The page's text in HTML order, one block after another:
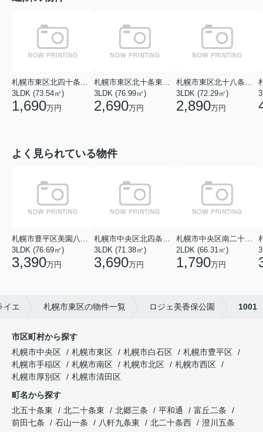
3LDK (73.54㎡)
1,690万円
3LDK (76.99㎡)
2,690万円
3LDK (72.29㎡)
2,890万円
よく見られている物件
3LDK (76.69㎡)
3,390万円
3LDK (71.38㎡)
3,690万円
2LDK (66.31㎡)
1,790万円
イエ 札幌市東区の物件一覧 ロジェ美香保公園 1001
市区町村から探す
札幌市中央区
札幌市東区 札幌市白石区
札幌市豊平区
札幌市手稲区
札幌市南区 札幌市北区
札幌市西区
札幌市厚別区
札幌市清田区
町名から探す
北五十条東
北二十条東 北郷三条 平和通
富丘二条
前田七条
石山一条 八軒九条東 北二十条西
澄川五条